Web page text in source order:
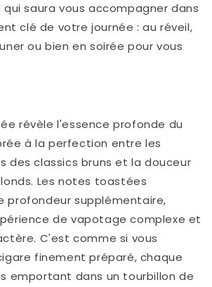
qui saura vous accompagner dans
clé de votre journée : au réveil,
ou bien en soirée pour vous
révèle l'essence profonde du
à la perfection entre les
des classics bruns et la douceur
Les notes toastées
profondeur supplémentaire,
de vapotage complexe et
C'est comme si vous
finement préparé, chaque
emportant dans un tourbillon de